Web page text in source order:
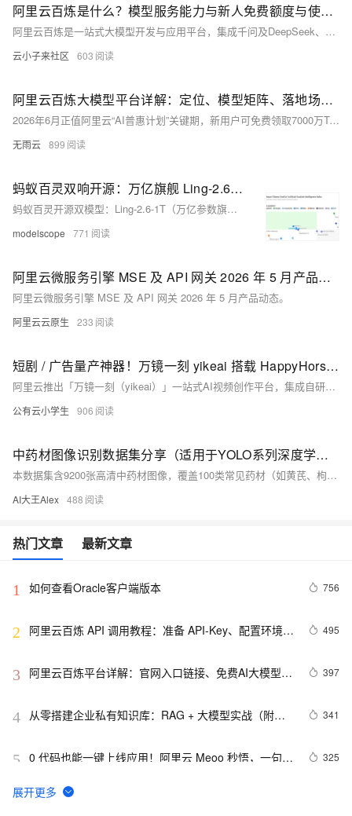
阿里云百炼是什么？模型服务能力与新人免费额度与使用常见问题介绍
阿里云百炼是一站式大模型开发与应用平台，集成千问及DeepSeek、Kimi、GLM等主流第三方模型。平台提供兼容OpenAI的API接口，开发者只需调整API Key、base_url和模型名称，即可用几行代码快速迁移现有OpenAI项目，支持Python、Node.js、curl等多种语言调用，并覆盖北京、美国、新加坡、德国等多地域接入。同时，百炼面向业务人员提供可视化应用构建能力，可快速创建智能体、知识库问答等AI应用。模型服务方面，提供千问Max、Plus等开箱即用的模型，无需自行部署运维，满足内容创作、摘要生成等多种场景需求。
云小子来社区 603
阿里云百炼大模型平台详解：定位、模型矩阵、落地场景与计费方案
2026年6月正值阿里云“AI普惠计划”关键期，新用户可免费领取7000万Tokens、首月Pro版免费，企业用户享高额迁移补贴，是体验与落地百炼平台的最佳时机。未来，随着模型能力的持续迭代、应用生态的不断丰富、安全体系的日益完善，阿里云百炼将进一步渗透千行百业，成为企业与用户使用AI大模型的“标配平台”，助力中国AI产业规模化、普惠化发展。
无雨云 899
蚂蚁百灵双响开源：万亿旗舰 Ling-2.6-1T 与 高效 Agent 主力 Ling-2.6-flash
蚂蚁百灵开源双模型：Ling-2.6-1T（万亿参数旗舰）专注复杂任务多步执行与高智效比；Ling-2.6-flash（104B/7.4B激活）主打极致推理速度与Agent场景，Token效率达业界领先。二者兼顾“强智能”与“真落地”，全面支持生产级AI工作流。
modelscope 771
阿里云微服务引擎 MSE 及 API 网关 2026 年 5 月产品动态
阿里云微服务引擎 MSE 及 API 网关 2026 年 5 月产品动态。
阿里云云原生 233
短剧 / 广告量产神器！万镜一刻 yikeai 搭载 HappyHorse1.1，故事板 + 无限画布打通全链路 AI 视频生产
阿里云推出「万镜一刻（yikeai）」一站式AI视频创作平台，集成自研HappyHorse1.1大模型，首创“AI故事板+无限画布”双引擎，实现剧本→分镜→视频全自动流转；支持角色统一、动作连贯、音画同步、团队协作与资产管控，助力短剧、电商种草、品牌广告高效量产。
公有云小学生 906
中药材图像识别数据集分享（适用于YOLO系列深度学习分类检测任务）
本数据集含9200张高清中药材图像，覆盖100类常见药材（如黄芪、枸杞子、天麻等），已按YOLO标准格式划分训练集（8000张）与验证集（1200张），支持分类、检测及多模态任务，适配YOLO/ResNet/ViT等模型，助力中药AI识别研发。
AI大王Alex 488
热门文章 最新文章
1 如何查看Oracle客户端版本 756
2
阿里云百炼 API 调用教程：准备 API-Key、配置环境变
495
3
阿里云百炼平台详解：官网入口链接、免费AI大模型领
397
4
从零搭建企业私有知识库：RAG + 大模型实战（附完
341
5 0 代码也能一键上线应用！阿里云 Meoo 秒悟，一句话
325
6
阿里云百炼Token Plan三大档位详解：Credits计费规